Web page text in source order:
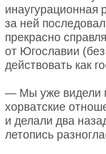
инаугурационная
за ней
прекрасно
от Югославии
действовать как
— Мы уже видели
хорватские
и делали два
летопись